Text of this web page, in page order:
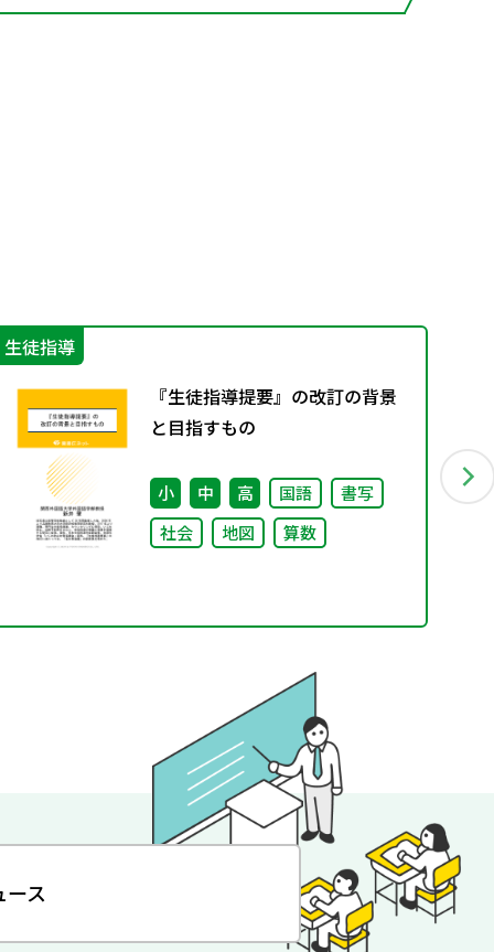
生徒指導
『生徒指導提要』の改訂の背景
と目指すもの
小 中 高 国語
書写
社会
地図 算数
ース